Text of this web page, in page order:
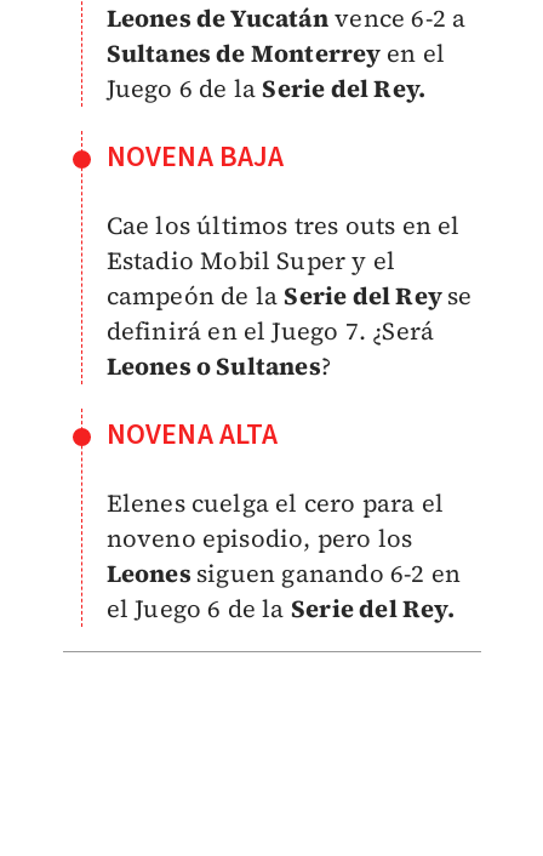
Leones de Yucatánvence 6-2 a
Sultanes de Monterrey en el
Juego 6 de laSerie del Rey.
NOVENA BAJA
Cae los últimos tres outs en el
Estadio Mobil Super y el
campeón de laSerie del Reyse
definirá en el Juego 7. ¿Será
Leones o Sultanes?
NOVENA ALTA
Elenes cuelga el cero para el
noveno episodio, pero los
Leones siguen ganando 6-2 en
el Juego 6 de la Serie del Rey.